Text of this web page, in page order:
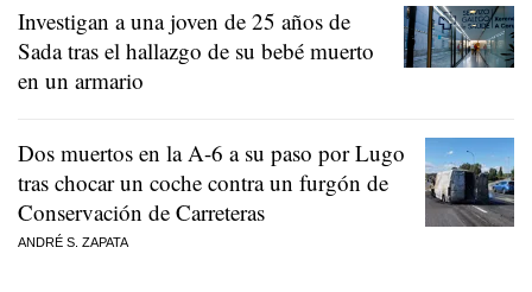
Investigan a una joven de 25 años de
Sada tras el hallazgo de su bebé muerto
en un armario
Dos muertos en la A-6 a su paso por Lugo
tras chocar un coche contra un furgón de
Conservación de Carreteras
ANDRÉ S. ZAPATA